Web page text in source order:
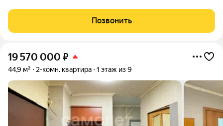
Москвы. Потолки 3.5 метра и просторная планировка 60,4
квадратных метра, делают
Позвонить
19 570 000 ₽
44,9 м² 2-комн. квартира 1 этаж из 9